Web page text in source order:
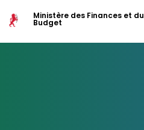
Ministère des Finances et du
Budget